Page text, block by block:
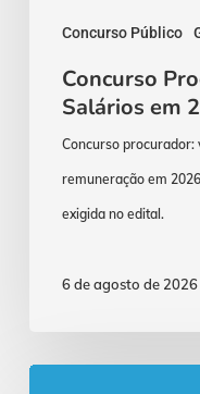
Concurso Público
Concurso
Salários em
Concurso procurador:
remuneração em
exigida no edital.
6 de agosto de 2026